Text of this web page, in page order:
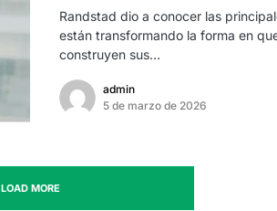
Randstad dio a conocer las
están transformando la forma en
construyen sus…
admin
5 de marzo de 2026
LOAD MORE